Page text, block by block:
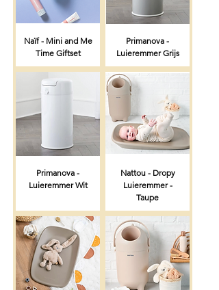
Naïf - Mini and Me
Time Giftset
Primanova -
Luieremmer Grijs
Primanova -
Luieremmer Wit
Nattou - Dropy
Luieremmer -
Taupe